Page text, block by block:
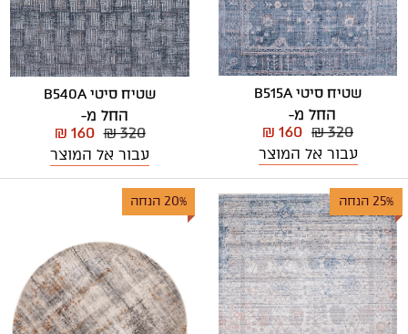
שטיח סיטי B515A
החל מ-
₪ 320
₪ 160
עבור אל המוצר
שטיח סיטי B540A
החל מ-
₪ 320
₪ 160
עבור אל המוצר
25% הנחה 20% הנחה